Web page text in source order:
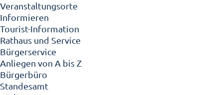
Veranstaltungsorte
Informieren
Tourist-Information
Rathaus und Service
Bürgerservice
Anliegen von A bis Z
Bürgerbüro
Standesamt